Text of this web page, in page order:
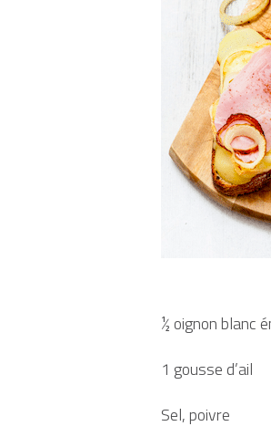
½ oignon blanc
1 gousse d’ail
Sel, poivre